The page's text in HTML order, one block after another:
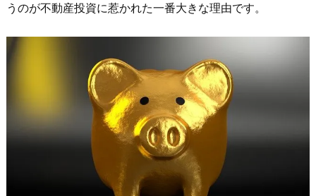
うのが不動産投資に惹かれた一番大きな理由です。